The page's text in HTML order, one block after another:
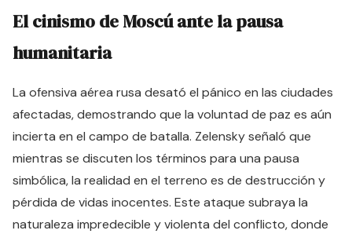
El cinismo de Moscú ante la pausa
humanitaria
La ofensiva aérea rusa desató el pánico en las ciudades
afectadas, demostrando que la voluntad de paz es aún
incierta en el campo de batalla. Zelensky señaló que
mientras se discuten los términos para una pausa
simbólica, la realidad en el terreno es de destrucción y
pérdida de vidas inocentes. Este ataque subraya la
naturaleza impredecible y violenta del conflicto, donde